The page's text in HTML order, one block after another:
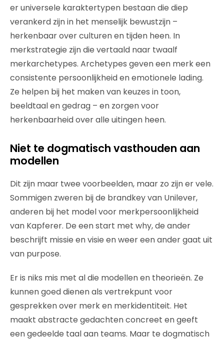
er universele karaktertypen bestaan die diep
verankerd zijn in het menselijk bewustzijn –
herkenbaar over culturen en tijden heen. In
merkstrategie zijn die vertaald naar twaalf
merkarchetypes. Archetypes geven een merk een
consistente persoonlijkheid en emotionele lading.
Ze helpen bij het maken van keuzes in toon,
beeldtaal en gedrag – en zorgen voor
herkenbaarheid over alle uitingen heen.
Niet te dogmatisch vasthouden aan
modellen
Dit zijn maar twee voorbeelden, maar zo zijn er vele.
Sommigen zweren bij de brandkey van Unilever,
anderen bij het model voor merkpersoonlijkheid
van Kapferer. De een start met why, de ander
beschrijft missie en visie en weer een ander gaat uit
van purpose.
Er is niks mis met al die modellen en theorieën. Ze
kunnen goed dienen als vertrekpunt voor
gesprekken over merk en merkidentiteit. Het
maakt abstracte gedachten concreet en geeft
een gedeelde taal aan teams. Maar te dogmatisch